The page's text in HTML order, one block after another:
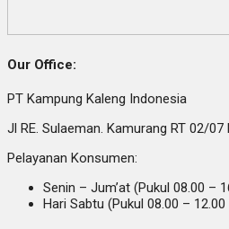
Our Office:
PT Kampung Kaleng Indonesia
Jl RE. Sulaeman. Kamurang RT 02/
Pelayanan Konsumen:
Senin – Jum’at (Pukul 08.00 –
Hari Sabtu (Pukul 08.00 – 12.00